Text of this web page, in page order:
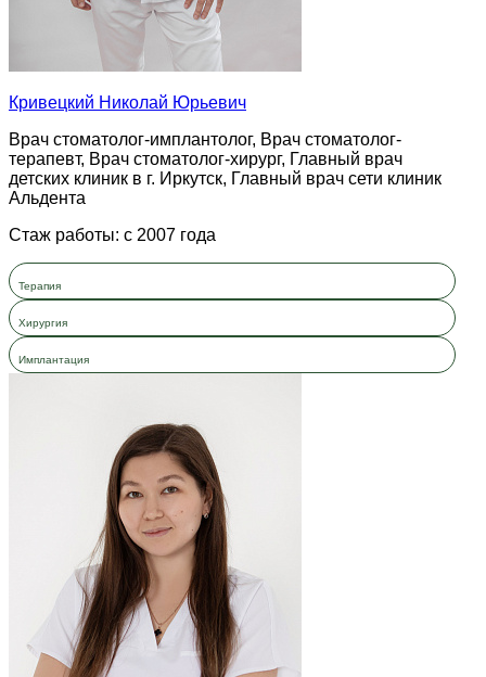
Кривецкий Николай Юрьевич
Врач стоматолог-имплантолог, Врач стоматолог-
терапевт, Врач стоматолог-хирург, Главный врач
детских клиник в г. Иркутск, Главный врач сети клиник
Альдента
Стаж работы: с 2007 года
Терапия
Хирургия
Имплантация